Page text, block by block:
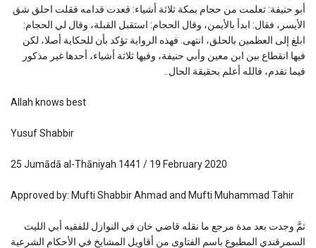
أبو حنيفة: تعلمت من حجام بمكة ثلاثة أشياء: قعدت قدامه فقلت احلق شق
الأيسر، فقال: ابدأ بالأيمن، وقال الحجام: استقبل القبلة، وقال لي الحجام:
ابلغ إلى العظمين بالحلق، انتهى. فهذه الرواية تؤكد بأن للحكاية أصلا، لكن
فيها انقطاع بين ابن معين وأبي حنيفة، وفيها ثلاثة أشياء، أحدها غير مذكور
فيما تقدم، فالله أعلم بحقيقة الحال۔
Allah knows best
Yusuf Shabbir
25 Jumādā al-Thāniyah 1441 / 19 February 2020
Approved by: Mufti Shabbir Ahmad and Mufti Muhammad Tahir
ثمَّ وجدت بعد مدة مرجع ما نقله قاضي خان في النوازل للفقيه أبي الليث
السمرقندي المطبوع باسم الفتاوى من أقاويل المشايخ في الأحكام الشرعية